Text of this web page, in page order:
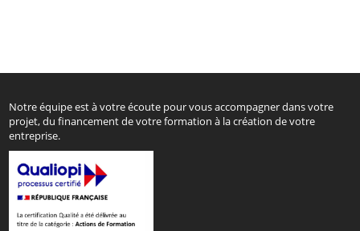
Notre équipe est à votre écoute pour vous accompagner dans votre
projet, du financement de votre formation à la création de votre
entreprise.